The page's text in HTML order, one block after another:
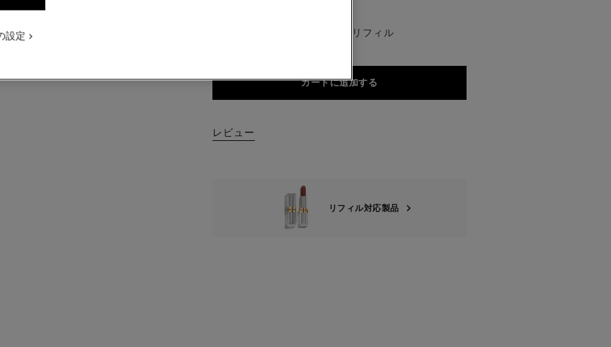
ナティブの画像 1
ック テクスチャー画像
16 - ROUGE TALISMAN リフィル
カートに追加する
レビュー
リフィル対応製品
設定